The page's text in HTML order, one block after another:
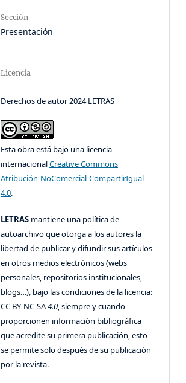
Sección
Presentación
Licencia
Derechos de autor 2024 LETRAS
Esta obra está bajo una licencia
internacionalCreative Commons
Atribución-NoComercial-CompartirIgual
4.0.
LETRAS mantiene una política de
autoarchivo que otorga a los autores la
libertad de publicar y difundir sus artículos
en otros medios electrónicos (webs
personales, repositorios institucionales,
blogs…), bajo las condiciones de la licencia:
CC BY-NC-SA4.0 , siempre y cuando
proporcionen información bibliográfica
que acredite su primera publicación, esto
se permite solo después de su publicación
por la revista.